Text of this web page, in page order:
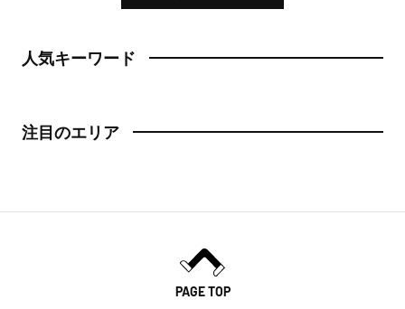
人気キーワード
注目のエリア
PAGE TOP